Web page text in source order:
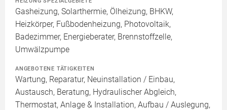
Gasheizung, Solarthermie, Ölheizung, BHKW,
Heizkörper, Fußbodenheizung, Photovoltaik,
Badezimmer, Energieberater, Brennstoffzelle,
Umwälzpumpe
ANGEBOTENE TÄTIGKEITEN
Wartung, Reparatur, Neuinstallation / Einbau,
Austausch, Beratung, Hydraulischer Abgleich,
Thermostat, Anlage & Installation, Aufbau / Auslegung,